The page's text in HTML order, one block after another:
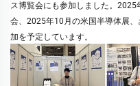
ス博覧会にも参加しました。
会、2025年10月の米国半導体展
加を予定しています。